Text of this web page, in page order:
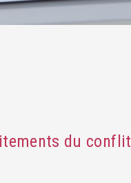
du conflit